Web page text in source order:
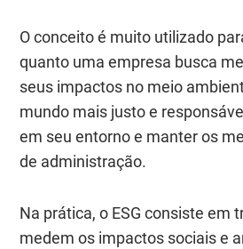
O conceito é muito utilizado
quanto uma empresa busca
seus impactos no meio
mundo mais justo e
em seu entorno e manter os
de administração.
Na prática, o ESG consiste em
medem os impactos sociais e